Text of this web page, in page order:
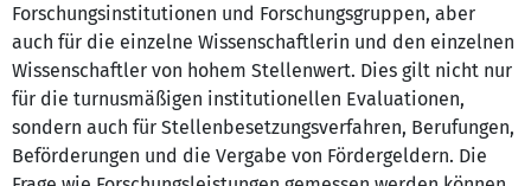
Forschungsinstitutionen und Forschungsgruppen, aber
auch für die einzelne Wissenschaftlerin und den einzelnen
Wissenschaftler von hohem Stellenwert. Dies gilt nicht nur
für die turnusmäßigen institutionellen Evaluationen,
sondern auch für Stellenbesetzungsverfahren, Berufungen,
Beförderungen und die Vergabe von Fördergeldern. Die